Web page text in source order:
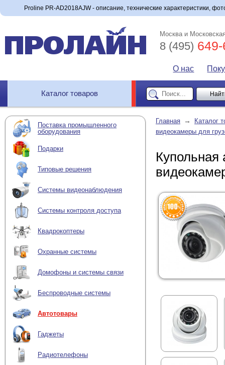
Proline PR-AD2018AJW - описание, технические характеристики,
Москва и
8 (495)
О нас
Каталог товаров
Поставка промышленного
оборудования
Подарки
Типовые решения
Системы видеонаблюдения
Системы контроля доступа
Квадрокоптеры
Охранные системы
Домофоны и системы связи
Беспроводные системы
Автотовары
Гаджеты
Радиотелефоны
Главная →
Каталог
видеокамеры для
Купольная